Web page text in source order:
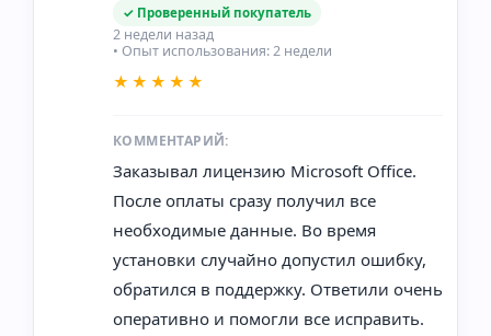
✓ Проверенный покупатель
2 недели назад
• Опыт использования: 2 недели
★★★★★
КОММЕНТАРИЙ:
Заказывал лицензию Microsoft Office.
После оплаты сразу получил все
необходимые данные. Во время
установки случайно допустил ошибку,
обратился в поддержку. Ответили очень
оперативно и помогли все исправить.